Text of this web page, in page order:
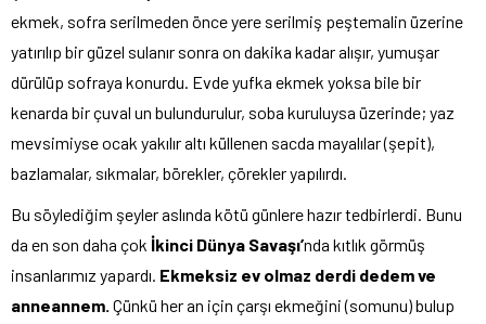
ekmek, sofra serilmeden önce yere serilmiş peştemalin üzerine
yatırılıp bir güzel sulanır sonra on dakika kadar alışır, yumuşar
dürülüp sofraya konurdu. Evde yufka ekmek yoksa bile bir
kenarda bir çuval un bulundurulur, soba kuruluysa üzerinde; yaz
mevsimiyse ocak yakılır altı küllenen sacda mayalılar (şepit),
bazlamalar, sıkmalar, börekler, çörekler yapılırdı.
Bu söylediğim şeyler aslında kötü günlere hazır tedbirlerdi. Bunu
da en son daha çok İkinci Dünya Savaşı’nda kıtlık görmüş
insanlarımız yapardı. Ekmeksiz ev olmaz derdi dedem ve
anneannem. Çünkü her an için çarşı ekmeğini (somunu) bulup